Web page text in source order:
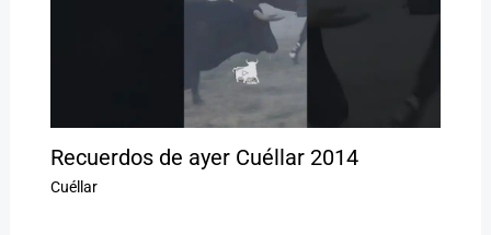
Recuerdos de ayer Cuéllar 2014
Cuéllar